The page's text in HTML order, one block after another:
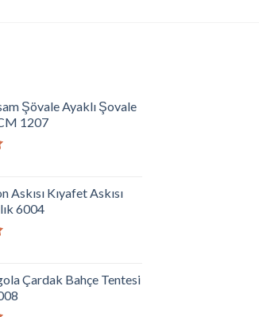
Şövale Ayaklı Şovale
1207
Askısı Kıyafet Askısı
6004
Çardak Bahçe Tentesi